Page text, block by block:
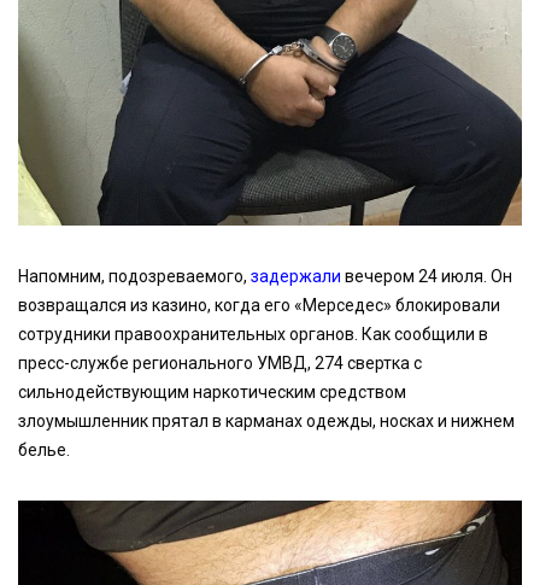
Напомним, подозреваемого, задержали вечером 24 июля. Он
возвращался из казино, когда его «Мерседес» блокировали
сотрудники правоохранительных органов. Как сообщили в
пресс-службе регионального УМВД, 274 свертка с
сильнодействующим наркотическим средством
злоумышленник прятал в карманах одежды, носках и нижнем
белье.